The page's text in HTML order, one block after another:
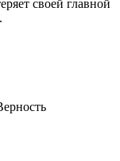
своей главной